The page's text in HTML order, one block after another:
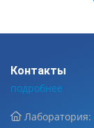
Контакты
подробнее
Лаборатория: